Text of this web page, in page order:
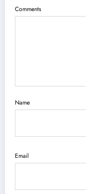
Comments
Name
Email